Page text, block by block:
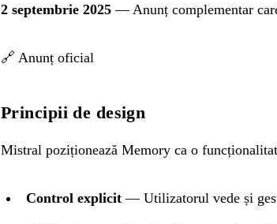
2 septembrie 2025 — Anunț complementar
🔗 Anunț oficial
Principii de design
Mistral poziționează Memory ca o
Control explicit — Utilizatorul vede și